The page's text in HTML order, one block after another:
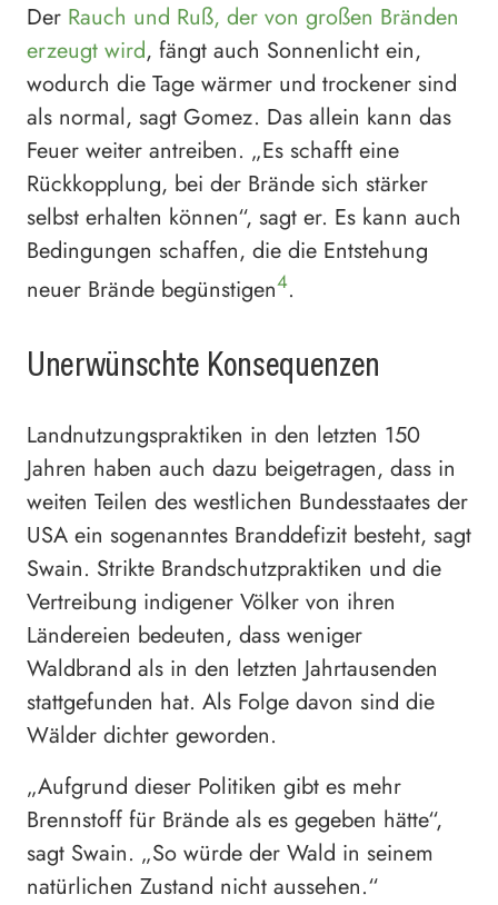
Der Rauch und Ruß, der von großen Bränden
erzeugt wird, fängt auch Sonnenlicht ein,
wodurch die Tage wärmer und trockener sind
als normal, sagt Gomez. Das allein kann das
Feuer weiter antreiben. „Es schafft eine
Rückkopplung, bei der Brände sich stärker
selbst erhalten können“, sagt er. Es kann auch
Bedingungen schaffen, die die Entstehung
neuer Brände begünstigen4.
Unerwünschte Konsequenzen
Landnutzungspraktiken in den letzten 150
Jahren haben auch dazu beigetragen, dass in
weiten Teilen des westlichen Bundesstaates der
USA ein sogenanntes Branddefizit besteht, sagt
Swain. Strikte Brandschutzpraktiken und die
Vertreibung indigener Völker von ihren
Ländereien bedeuten, dass weniger
Waldbrand als in den letzten Jahrtausenden
stattgefunden hat. Als Folge davon sind die
Wälder dichter geworden.
„Aufgrund dieser Politiken gibt es mehr
Brennstoff für Brände als es gegeben hätte“,
sagt Swain. „So würde der Wald in seinem
natürlichen Zustand nicht aussehen.“